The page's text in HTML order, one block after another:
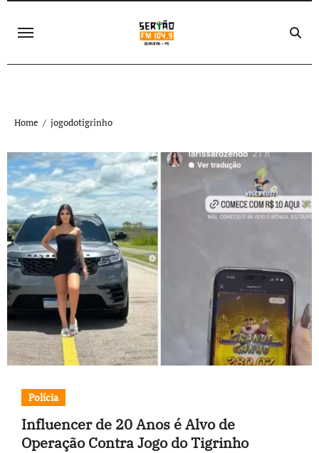
Home jogodotigrinho
Polícia
Influencer de 20 Anos é Alvo de
Operação Contra Jogo do Tigrinho